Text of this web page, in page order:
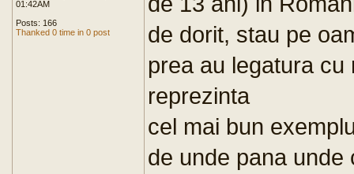
01:42AM
Posts: 166
Thanked 0 time in 0 post
de dorit, stau pe
prea au legatura
reprezinta
cel mai bun
de unde pana unde